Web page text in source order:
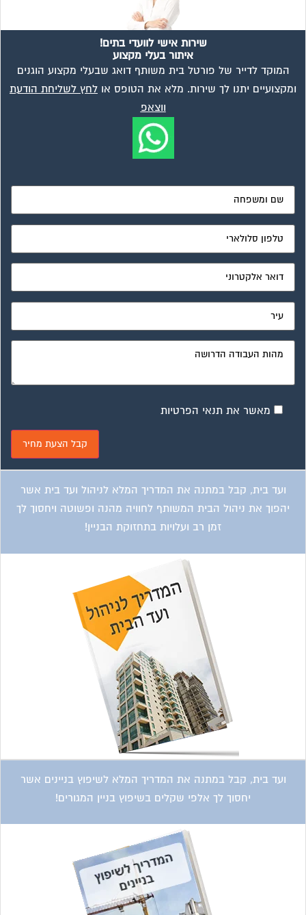
שירות אישי לוועדי בתים!
איתור בעלי מקצוע
המוקד לדייר של פורטל בית משותף דואג שבעלי מקצוע הוגנים
ומקצועיים יתנו לך שירות. מלא את הטופס אולחץ לשליחת הודעת
ווצאפ
מאשר את תנאי הפרטיות
ועד בית, קבל במתנה את המדריך המלא לניהול ועד בית אשר
יהפוך את ניהול הבית המשותף לחוויה מהנה ופשוטה ויחסוך לך
זמן רב ועלויות בתחזוקת הבניין!
ועד בית, קבל במתנה את המדריך המלא לשיפוץ בניינים אשר
יחסוך לך אלפי שקלים בשיפוץ בניין המגורים!